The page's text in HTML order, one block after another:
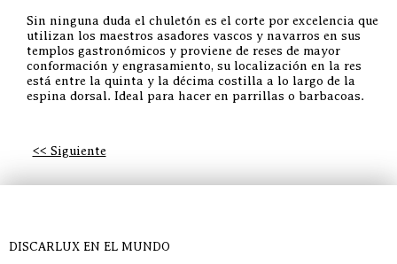
Sin ninguna duda el chuletón es el corte por excelencia que
utilizan los maestros asadores vascos y navarros en sus
templos gastronómicos y proviene de reses de mayor
conformación y engrasamiento, su localización en la res
está entre la quinta y la décima costilla a lo largo de la
espina dorsal. Ideal para hacer en parrillas o barbacoas.
<< Siguiente
DISCARLUX EN EL MUNDO